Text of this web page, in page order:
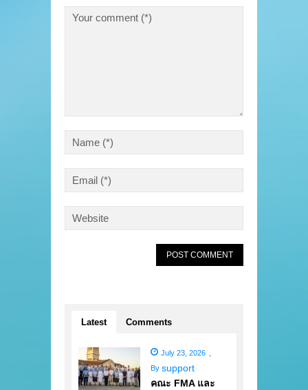
Latest Comments
July 23, 2026
By support
คณะ FMA และ